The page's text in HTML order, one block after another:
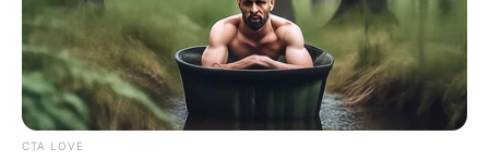
CTA LOVE